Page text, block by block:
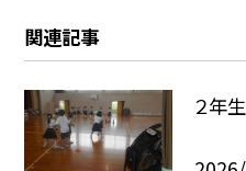
関連記事
２年